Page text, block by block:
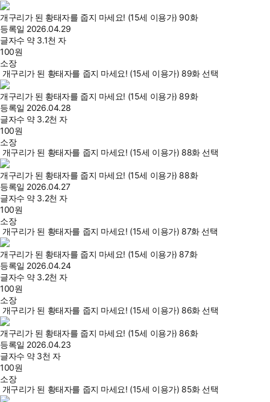
개구리가 된 황태자를 줍지 마세요! (15세 이용가) 90화
등록일 2026.04.29
글자수 약 3.1천 자
100원
소장
개구리가 된 황태자를 줍지 마세요! (15세 이용가) 89화 선택
개구리가 된 황태자를 줍지 마세요! (15세 이용가) 89화
등록일 2026.04.28
글자수 약 3.2천 자
100원
소장
개구리가 된 황태자를 줍지 마세요! (15세 이용가) 88화 선택
개구리가 된 황태자를 줍지 마세요! (15세 이용가) 88화
등록일 2026.04.27
글자수 약 3.2천 자
100원
소장
개구리가 된 황태자를 줍지 마세요! (15세 이용가) 87화 선택
개구리가 된 황태자를 줍지 마세요! (15세 이용가) 87화
등록일 2026.04.24
글자수 약 3.2천 자
100원
소장
개구리가 된 황태자를 줍지 마세요! (15세 이용가) 86화 선택
개구리가 된 황태자를 줍지 마세요! (15세 이용가) 86화
등록일 2026.04.23
글자수 약 3천 자
100원
소장
개구리가 된 황태자를 줍지 마세요! (15세 이용가) 85화 선택